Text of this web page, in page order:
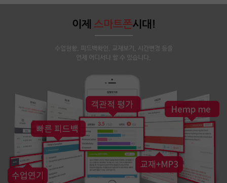
이제 스마트폰시대!
수업현황, 피드백확인, 교재보기, 시간변경 등을
언제 어디서나 할 수 있습니다.